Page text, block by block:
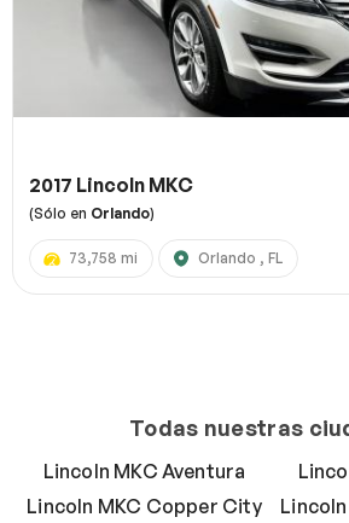
2017 Lincoln MKC
(Sólo en Orlando)
73,758 mi Orlando , FL
Todas nuestras
Lincoln MKC Aventura
Lincoln MKC Copper City